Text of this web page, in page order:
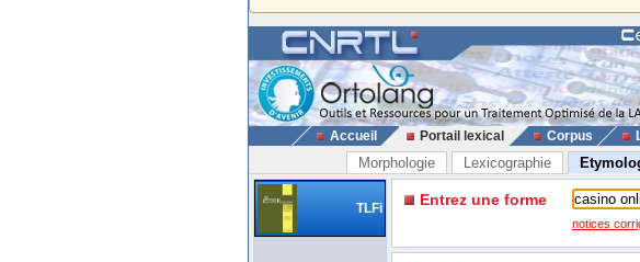
Accueil Portail lexical Corpus
Morphologie Lexicographie
TLFi Entrez une forme
notices